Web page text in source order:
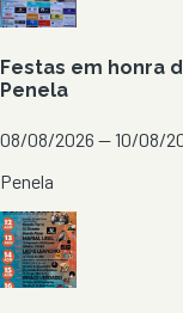
Festas em honra
Penela
08/08/2026 — 10/08/
Penela